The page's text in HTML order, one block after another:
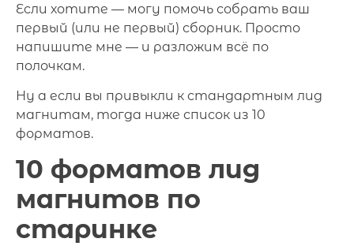
Если хотите — могу помочь собрать ваш
первый (или не первый) сборник. Просто
напишите мне — и разложим всё по
полочкам.
Ну а если вы привыкли к стандартным лид
магнитам, тогда ниже список из 10
форматов.
10 форматов лид
магнитов по
старинке